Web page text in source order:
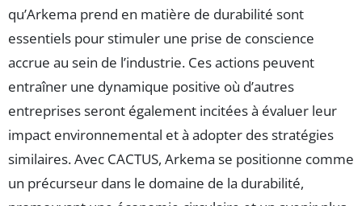
qu’Arkema prend en matière de durabilité sont
essentiels pour stimuler une prise de conscience
accrue au sein de l’industrie. Ces actions peuvent
entraîner une dynamique positive où d’autres
entreprises seront également incitées à évaluer leur
impact environnemental et à adopter des stratégies
similaires. Avec CACTUS, Arkema se positionne comme
un précurseur dans le domaine de la durabilité,